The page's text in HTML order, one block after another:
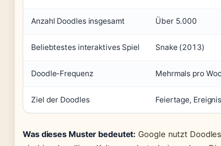
Anzahl Doodles insgesamt Über 5.000
Beliebtestes interaktives Spiel Snake (2013)
Doodle-Frequenz Mehrmals pro
Ziel der Doodles Feiertage,
Was dieses Muster bedeutet: Google nutzt